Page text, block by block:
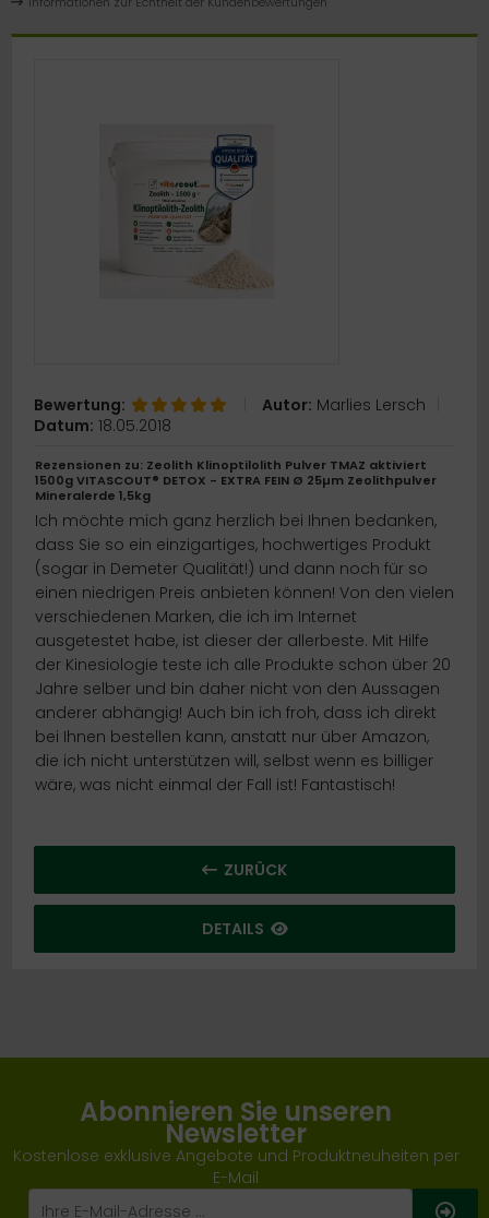
Bewertung: Autor: Marlies Lersch
Datum: 18.05.2018
Rezensionen zu: Zeolith Klinoptilolith Pulver TMAZ aktiviert
1500g VITASCOUT® DETOX - EXTRA FEIN Ø 25µm Zeolithpulver
Mineralerde 1,5kg
Ich möchte mich ganz herzlich bei Ihnen bedanken,
dass Sie so ein einzigartiges, hochwertiges Produkt
(sogar in Demeter Qualität!) und dann noch für so
einen niedrigen Preis anbieten können! Von den vielen
verschiedenen Marken, die ich im Internet
ausgetestet habe, ist dieser der allerbeste. Mit Hilfe
der Kinesiologie teste ich alle Produkte schon über 20
Jahre selber und bin daher nicht von den Aussagen
anderer abhängig! Auch bin ich froh, dass ich direkt
bei Ihnen bestellen kann, anstatt nur über Amazon,
die ich nicht unterstützen will, selbst wenn es billiger
wäre, was nicht einmal der Fall ist! Fantastisch!
ZURÜCK
DETAILS
Abonnieren Sie unseren
Newsletter
Kostenlose exklusive Angebote und Produktneuheiten per
E-Mail
/ Gedächtnis / Konzentration
/ Wetter / Winter